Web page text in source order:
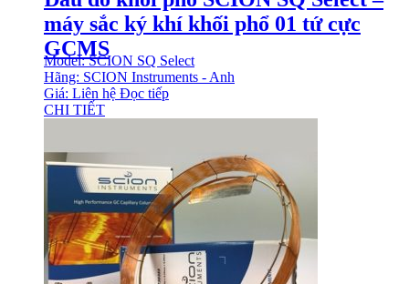
máy sắc ký khí khối phổ 01 tứ cực
GCMS
Model: SCION SQ Select
Hãng: SCION Instruments - Anh
Giá: Liên hệ Đọc tiếp
CHI TIẾT